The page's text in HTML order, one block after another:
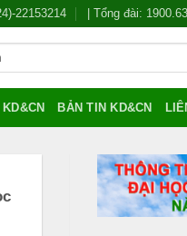
22153214 | Tổng đài:
BẢN TIN KD&CN